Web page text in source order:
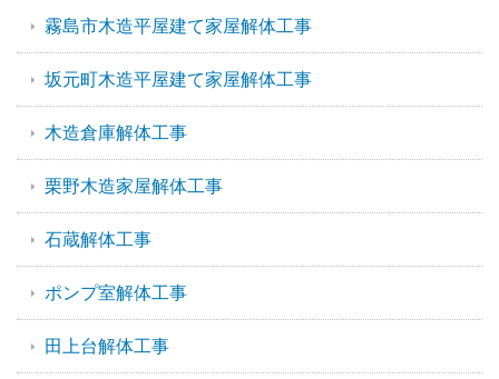
霧島市木造平屋建て家屋解体工事
坂元町木造平屋建て家屋解体工事
木造倉庫解体工事
栗野木造家屋解体工事
石蔵解体工事
ポンプ室解体工事
田上台解体工事